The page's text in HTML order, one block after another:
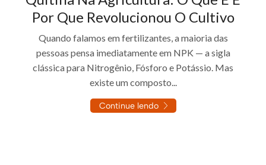
Por Que Revolucionou O Cultivo
Quando falamos em fertilizantes, a maioria das
pessoas pensa imediatamente em NPK — a sigla
clássica para Nitrogênio, Fósforo e Potássio. Mas
existe um composto...
Continue lendo